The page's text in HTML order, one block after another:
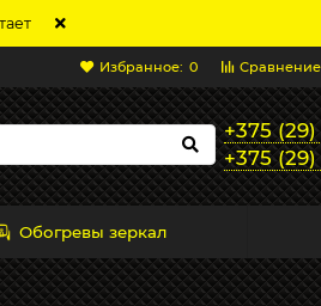
Избранное: 0
+375
+375
Обогревы зеркал